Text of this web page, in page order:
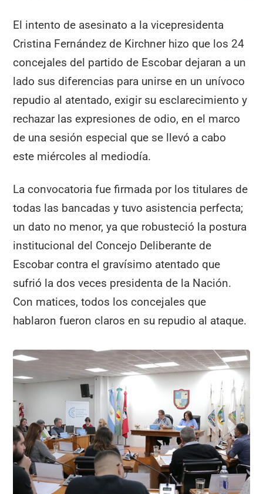
El intento de asesinato a la vicepresidenta
Cristina Fernández de Kirchner hizo que los 24
concejales del partido de Escobar dejaran a un
lado sus diferencias para unirse en un unívoco
repudio al atentado, exigir su esclarecimiento y
rechazar las expresiones de odio, en el marco
de una sesión especial que se llevó a cabo
este miércoles al mediodía.
La convocatoria fue firmada por los titulares de
todas las bancadas y tuvo asistencia perfecta;
un dato no menor, ya que robusteció la postura
institucional del Concejo Deliberante de
Escobar contra el gravísimo atentado que
sufrió la dos veces presidenta de la Nación.
Con matices, todos los concejales que
hablaron fueron claros en su repudio al ataque.